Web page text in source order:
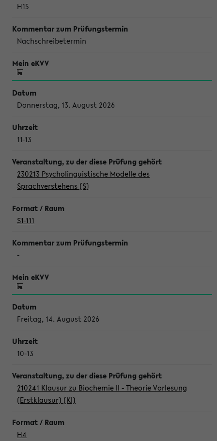
H15
Nachschreibetermin
Donnerstag, 13. August 2026
11-13
230213 Psycholinguistische Modelle des
Sprachverstehens (S)
S1-111
-
Freitag, 14. August 2026
10-13
210241 Klausur zu Biochemie II - Theorie Vorlesung
(Erstklausur) (Kl)
H4